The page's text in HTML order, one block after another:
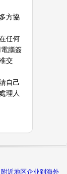
方協
任何
腦簽
交
自己
理人
附近地区企业到海外